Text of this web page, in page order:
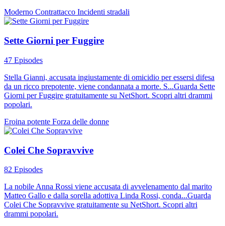
Moderno Contrattacco Incidenti stradali
Sette Giorni per Fuggire
47 Episodes
Stella Gianni, accusata ingiustamente di omicidio per essersi difesa
da un ricco prepotente, viene condannata a morte. S...Guarda Sette
Giorni per Fuggire gratuitamente su NetShort. Scopri altri drammi
popolari.
Eroina potente Forza delle donne
Colei Che Sopravvive
82 Episodes
La nobile Anna Rossi viene accusata di avvelenamento dal marito
Matteo Gallo e dalla sorella adottiva Linda Rossi, conda...Guarda
Colei Che Sopravvive gratuitamente su NetShort. Scopri altri
drammi popolari.